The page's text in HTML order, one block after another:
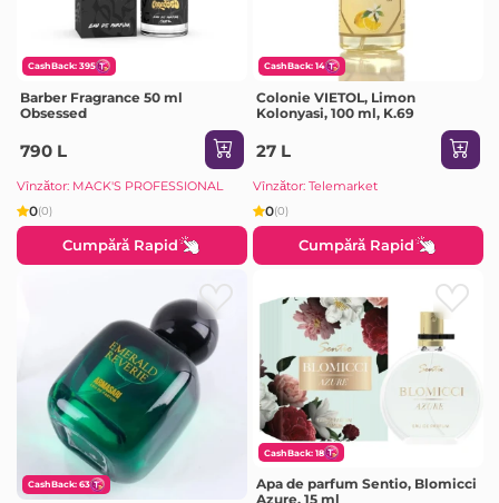
CashBack: 395
Barber Fragrance 50 ml
Obsessed
790 L
Vînzător: MACK'S PROFESSIONAL
0(0)
Cumpără Rapid
CashBack: 14
Colonie VIETOL, Limon
Kolonyasi, 100 ml, K.69
27 L
Vînzător: Telemarket
0(0)
Cumpără Rapid
CashBack: 63
CashBack: 18
Apa de parfum Sentio, Blomicci
Azure, 15 ml